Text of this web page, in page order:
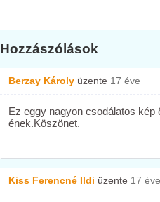
Hozzászólások
Berzay Károly üzente 17 éve
Ez eggy nagyon csodálatos
ének.Köszönet.
Kiss Ferencné Ildi üzente 17 éve